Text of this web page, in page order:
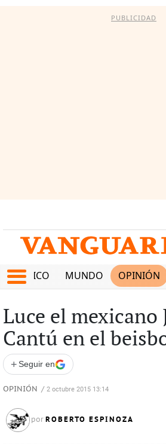
PUBLICIDAD
MÉXICO MUNDO OPINIÓN
Luce el mexicano
Cantú en el
+ Seguir en
OPINIÓN / 2 octubre 2015 13:14
por ROBERTO ESPINOZA